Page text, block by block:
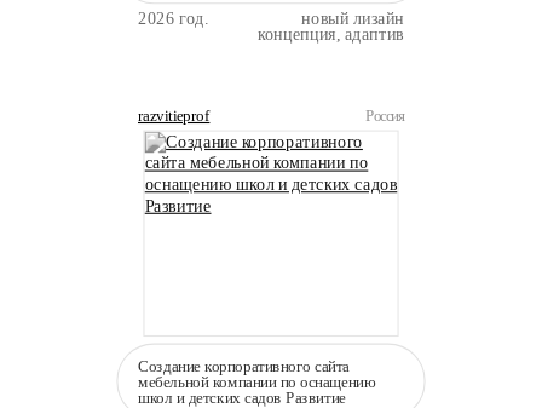
2026 год.
новый лизайн
концепция, адаптив
razvitieprof Россия
Создание корпоративного сайта
мебельной компании по оснащению
школ и детских садов Развитие